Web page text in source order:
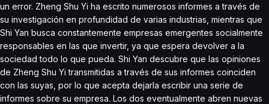
un error. Zheng Shu Yi ha escrito numerosos informes a través de
su investigación en profundidad de varias industrias, mientras que
Shi Yan busca constantemente empresas emergentes socialmente
responsables en las que invertir, ya que espera devolver a la
sociedad todo lo que pueda. Shi Yan descubre que las opiniones
de Zheng Shu Yi transmitidas a través de sus informes coinciden
con las suyas, por lo que acepta dejarla escribir una serie de
informes sobre su empresa. Los dos eventualmente abren nuevas